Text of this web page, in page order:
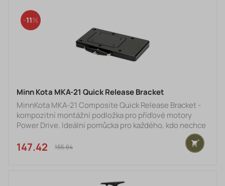
na lodi:- je spolehlivější než standardní konstrukce.
Materiál, z n
11
Minn Kota MKA-21 Quick Release Bracket
MinnKota MKA-21 Composite Quick Release Bracket -
kompozitní montážní podložka pro příďové motory
Power Drive. Ideální pomůcka pro každého, kdo nechce
z jakéhokoliv důvodu ponechávat motor na lodi, např.
přes noc, ale potřebuje pevné zařízení umožňující
147.42 €165.64 €